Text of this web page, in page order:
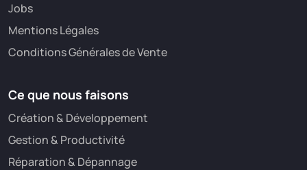
Jobs
Mentions Légales
Conditions Générales de Vente
Ce que nous faisons
Création & Développement
Gestion & Productivité
Réparation & Dépannage